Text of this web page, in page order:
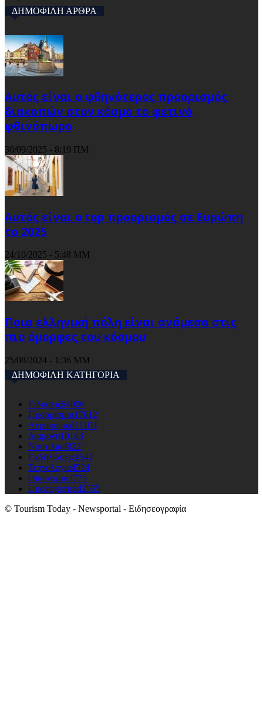
ΔΗΜΟΦΙΛΗ ΑΡΘΡΑ
Αυτός είναι ο φθηνότερος προορισμός
διακοπών στον κόσμο το φετινό
φθινόπωρο
30/09/2025 - 8:19 ΠΜ
Αυτός είναι ο top προορισμός σε Ευρώπη
το 2025
24/10/2025 - 5:48 ΜΜ
Ποια ελληνική πόλη είναι ανάμεσα στις
πιο όμορφες του κόσμου
25/08/2024 - 1:36 ΜΜ
ΔΗΜΟΦΙΛΗ ΚΑΤΗΓΟΡΙΑ
Ειδησεις64006
Προορισμοι17612
Αεροπορικά11103
Διαμονη10183
Ναυτιλια4822
Εκδηλώσεις4541
Τεχνολογια4524
Οικονομια3775
Uncategorised2555
© Tourism Today - Newsportal - Ειδησεογραφία